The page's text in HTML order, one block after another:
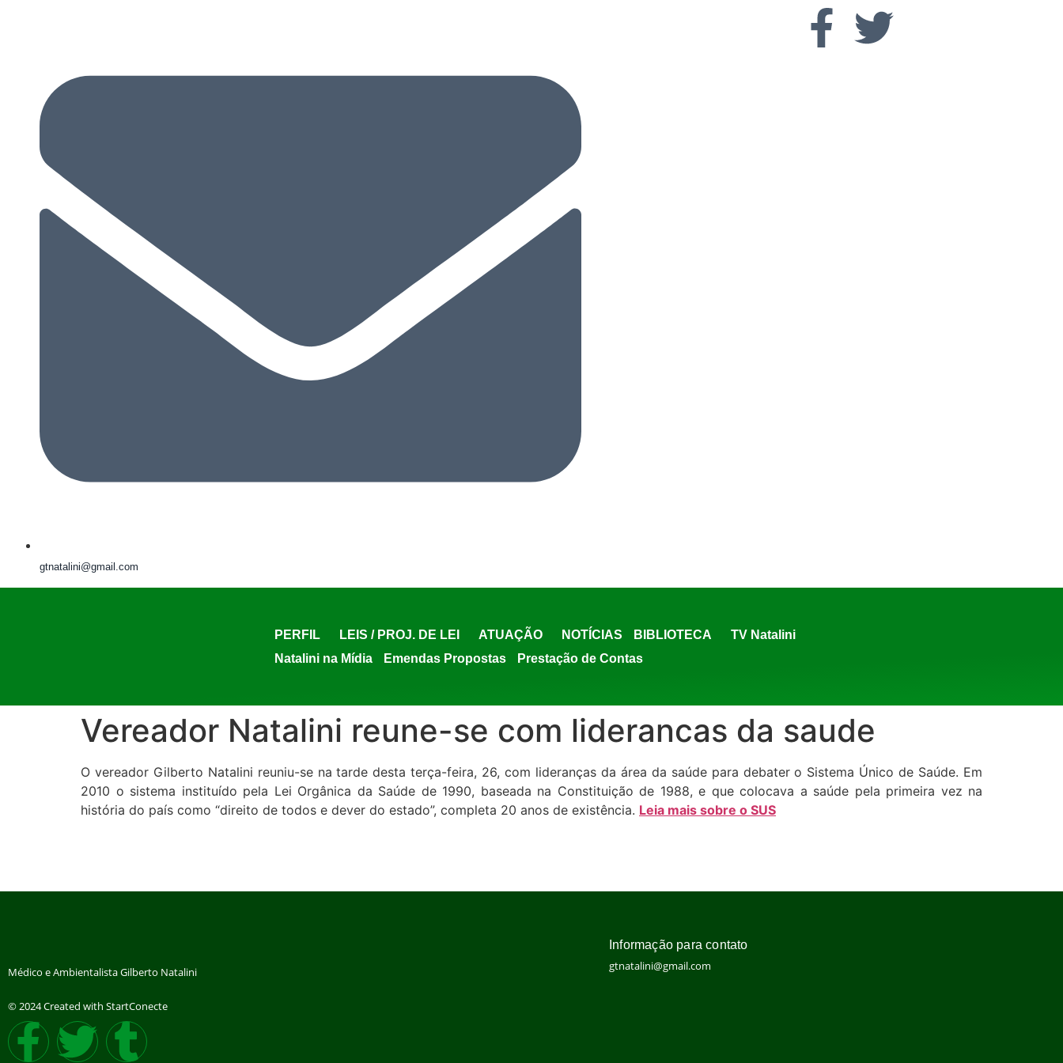
gtnatalini@gmail.com
PERFIL LEIS / PROJ. DE LEI ATUAÇÃO NOTÍCIAS BIBLIOTECA
TV Natalini
Natalini na Mídia
Emendas Propostas Prestação de Contas
Vereador Natalini reune-se com liderancas da saude
O vereador Gilberto Natalini reuniu-se na tarde desta terça-feira, 26, com lideranças da área da saúde para debater o Sistema Único de Saúde. Em
2010 o sistema instituído pela Lei Orgânica da Saúde de 1990, baseada na Constituição de 1988, e que colocava a saúde pela primeira vez na
história do país como “direito de todos e dever do estado”, completa 20 anos de existência. Leia mais sobre o SUS
Médico e Ambientalista Gilberto Natalini
© 2024 Created with StartConecte
Informação para contato
gtnatalini@gmail.com